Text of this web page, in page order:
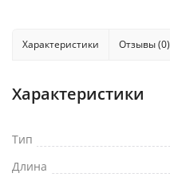
Характеристики Отзывы (0)
Характеристики
Тип
Длина